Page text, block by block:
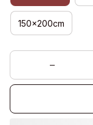
150x200cm